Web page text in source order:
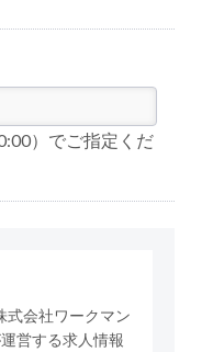
）でご指定くだ
式会社ワークマン
営する求人情報